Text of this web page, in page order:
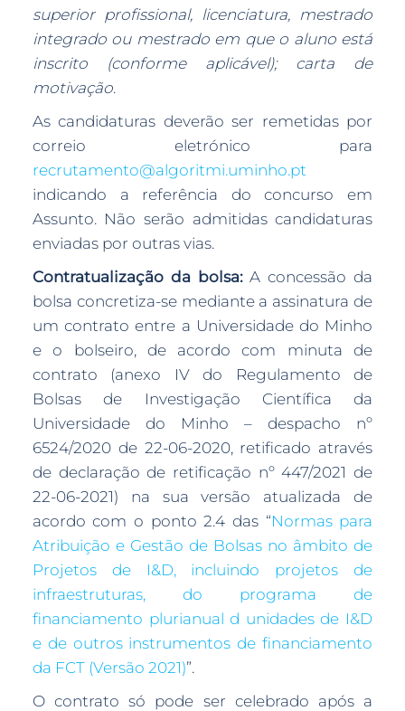
superior profissional, licenciatura, mestrado
integrado ou mestrado em que o aluno está
inscrito (conforme aplicável); carta de
motivação.
As candidaturas deverão ser remetidas por
correio eletrónico para
recrutamento@algoritmi.uminho.pt
indicando a referência do concurso em
Assunto. Não serão admitidas candidaturas
enviadas por outras vias.
Contratualização da bolsa:A concessão da
bolsa concretiza-se mediante a assinatura de
um contrato entre a Universidade do Minho
e o bolseiro, de acordo com minuta de
contrato (anexo IV do Regulamento de
Bolsas de Investigação Científica da
Universidade do Minho – despacho nº
6524/2020 de 22-06-2020, retificado através
de declaração de retificação nº 447/2021 de
22-06-2021) na sua versão atualizada de
acordo com o ponto 2.4 das “Normas para
Atribuição e Gestão de Bolsas no âmbito de
Projetos de I&D, incluindo projetos de
infraestruturas, do programa de
financiamento plurianual d unidades de I&D
e de outros instrumentos de financiamento
da FCT (Versão 2021)”.
O contrato só pode ser celebrado após a